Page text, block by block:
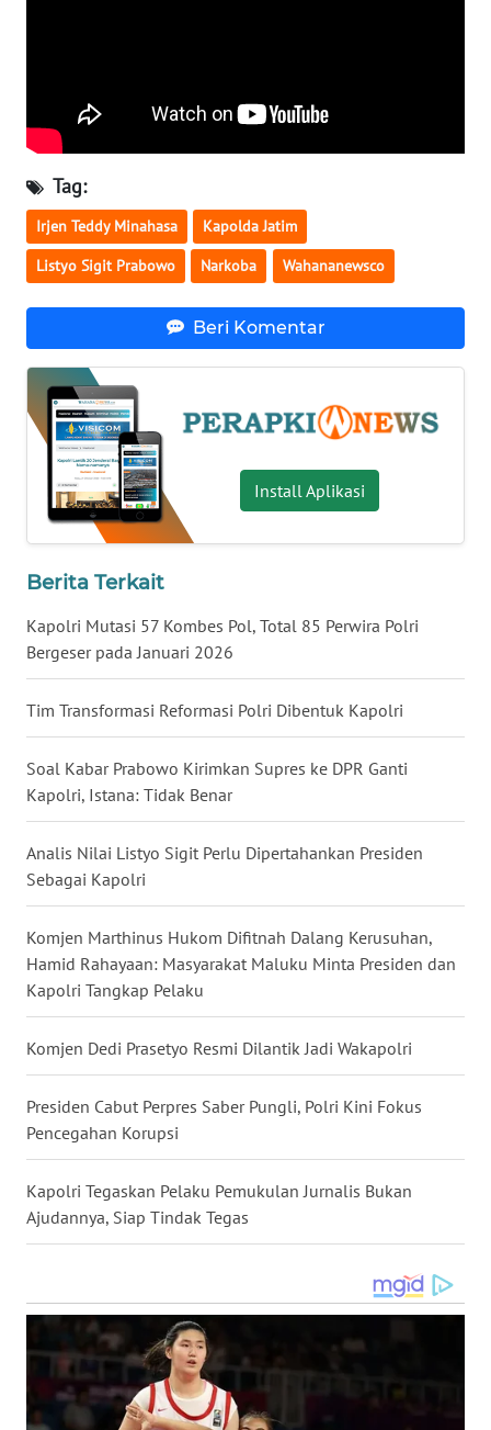
Tag:
Irjen Teddy Minahasa Kapolda Jatim
Listyo Sigit Prabowo Narkoba Wahananewsco
Beri Komentar
Install Aplikasi
Berita Terkait
Kapolri Mutasi 57 Kombes Pol, Total 85 Perwira Polri
Bergeser pada Januari 2026
Tim Transformasi Reformasi Polri Dibentuk Kapolri
Soal Kabar Prabowo Kirimkan Supres ke DPR Ganti
Kapolri, Istana: Tidak Benar
Analis Nilai Listyo Sigit Perlu Dipertahankan Presiden
Sebagai Kapolri
Komjen Marthinus Hukom Difitnah Dalang Kerusuhan,
Hamid Rahayaan: Masyarakat Maluku Minta Presiden dan
Kapolri Tangkap Pelaku
Komjen Dedi Prasetyo Resmi Dilantik Jadi Wakapolri
Presiden Cabut Perpres Saber Pungli, Polri Kini Fokus
Pencegahan Korupsi
Kapolri Tegaskan Pelaku Pemukulan Jurnalis Bukan
Ajudannya, Siap Tindak Tegas
JAMBI
WN
SULTRA
WN
NTB
WN
SULBAR
WN
BABEL
WN
WN
SUMSEL
WN
BENGKULU
WN
LAMPUNG
WN
JATENG
WN
WN
WN
WN
KALBAR
WN